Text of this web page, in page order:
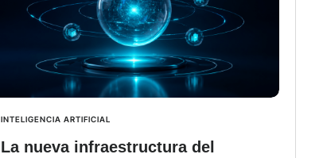
INTELIGENCIA ARTIFICIAL
La nueva infraestructura del